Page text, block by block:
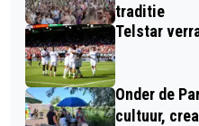
traditie
Telstar
Onder de
cultuur,